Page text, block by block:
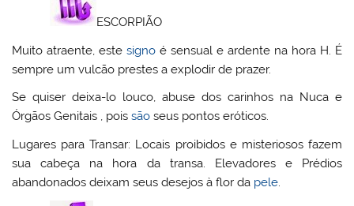
ESCORPIÃO
Muito atraente, estesigno é sensual e ardente na hora H. É
sempre um vulcão prestes a explodir de prazer.
Se quiser deixa-lo louco, abuse dos carinhos na Nuca e
Órgãos Genitais , poissão seus pontos eróticos.
Lugares para Transar: Locais proibidos e misteriosos fazem
sua cabeça na hora da transa. Elevadores e Prédios
abandonados deixam seus desejos à flor da pele